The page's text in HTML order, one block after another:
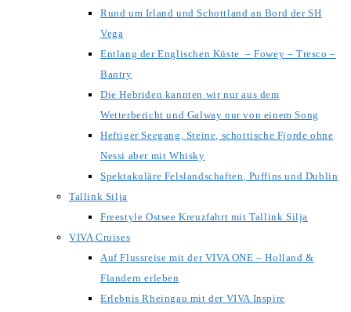
Rund um Irland und Schottland an Bord der SH
Vega
Entlang der Englischen Küste – Fowey – Tresco –
Bantry
Die Hebriden kannten wir nur aus dem
Wetterbericht und Galway nur von einem Song
Heftiger Seegang, Steine, schottische Fjorde ohne
Nessi aber mit Whisky
Spektakuläre Felslandschaften, Puffins und Dublin
Tallink Silja
Freestyle Ostsee Kreuzfahrt mit Tallink Silja
VIVA Cruises
Auf Flussreise mit der VIVA ONE – Holland &
Flandern erleben
Erlebnis Rheingau mit der VIVA Inspire